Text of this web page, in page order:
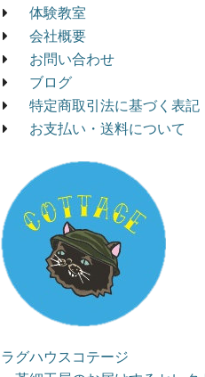
体験教室
会社概要
お問い合わせ
ブログ
特定商取引法に基づく表記
お支払い・送料について
ラグハウスコテージ